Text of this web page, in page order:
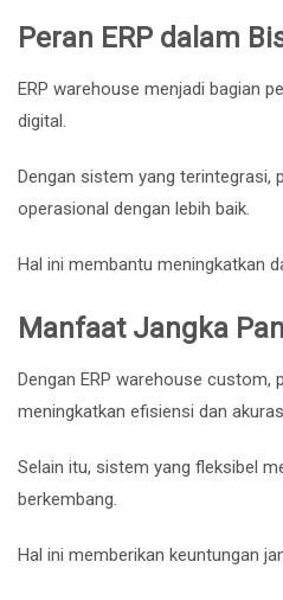
Peran ERP dalam
ERP warehouse menjadi bagian
digital.
Dengan sistem yang terintegrasi,
operasional dengan lebih baik.
Hal ini membantu meningkatkan
Manfaat Jangka
Dengan ERP warehouse custom,
meningkatkan efisiensi dan
Selain itu, sistem yang fleksibel
berkembang.
Hal ini memberikan keuntungan